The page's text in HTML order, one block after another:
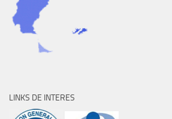
LINKS DE INTERES